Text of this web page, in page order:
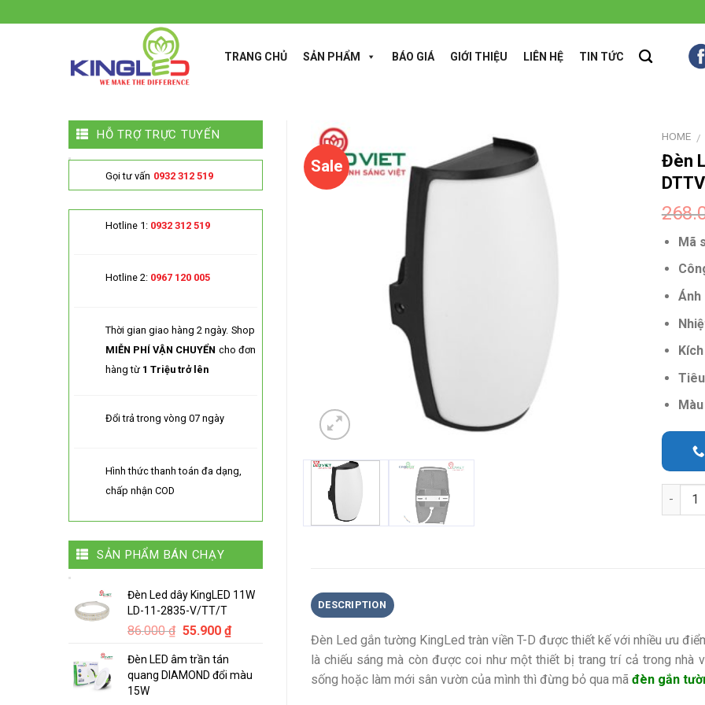
to
TRANG CHỦ SẢN PHẨM BÁO GIÁ GIỚI THIỆU LIÊN HỆ TIN TỨC
Sale
HOME /
Đèn
Mã
Ánh
DESCRIPTION
Đèn Led gắn tường KingLed tràn viền T-D được thiết kế với nhiều ưu
là chiếu sáng mà còn được coi như một thiết bị trang trí cả trong nhà
sống hoặc làm mới sân vườn của mình thì đừng bỏ qua mã đèn gắn
HỖ TRỢ TRỰC TUYẾN
Gọi tư vấn 0932 312 519
Hotline 1: 0932 312 519
Hotline 2: 0967 120 005
Thời gian giao hàng 2 ngày. Shop
MIỄN PHÍ VẬN CHUYỂN cho đơn
hàng từ 1 Triệu trở lên
Đổi trả trong vòng 07 ngày
Hình thức thanh toán đa dạng,
chấp nhận COD
SẢN PHẨM BÁN CHẠY
Đèn Led dây KingLED 11W
LD-11-2835-V/TT/T
86.000₫ Original
was:
86.000 ₫.
55.900 ₫Current
55.900 ₫.
Đèn LED âm trần tán
quang DIAMOND đổi màu
15W